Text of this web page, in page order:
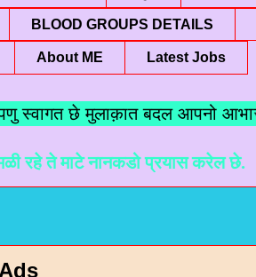
BLOOD GROUPS DETAILS
About ME Latest Jobs
छे मुलाक़ात बदल आपनो आभार "
नानकडो प्रयास करेल छे.